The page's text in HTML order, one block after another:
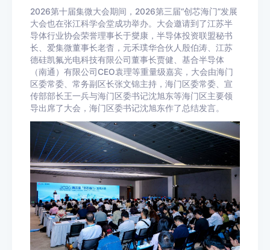
2026第十届集微大会期间，2026第三届“创芯海门”发展
大会也在张江科学会堂成功举办。大会邀请到了江苏半
导体行业协会荣誉理事长于燮康，半导体投资联盟秘书
长、爱集微董事长老杳，元禾璞华合伙人殷伯涛、江苏
德硅凯氟光电科技有限公司董事长贾健、基合半导体
（南通）有限公司CEO袁理等重量级嘉宾，大会由海门
区委常委、常务副区长张文锦主持，海门区委常委、宣
传部部长王一兵与海门区委书记沈旭东等海门区主要领
导出席了大会，海门区委书记沈旭东作了总结发言。